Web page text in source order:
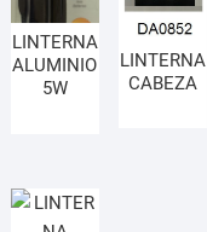
LINTERNA
ALUMINIO
5W
LINTERNA
CABEZA